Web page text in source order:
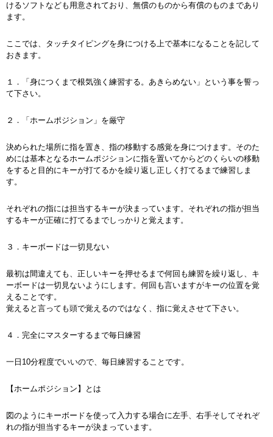
けるソフトなども用意されており、無償のものから有償のものまであり
ます。
ここでは、タッチタイピングを身につける上で基本になることを記して
おきます。
１．「身につくまで根気強く練習する。あきらめない」という事を誓っ
て下さい。
２．「ホームポジション」を厳守
決められた場所に指を置き、指の移動する感覚を身につけます。そのた
めには基本となるホームポジションに指を置いてからどのくらいの移動
をすると目的にキーが打てるかを繰り返し正しく打てるまで練習しま
す。
それぞれの指には担当するキーが決まっています。それぞれの指が担当
するキーが正確に打てるまでしっかりと覚えます。
３．キーボードは一切見ない
最初は間違えても、正しいキーを押せるまで何回も練習を繰り返し、キ
ーボードは一切見ないようにします。何回も言いますがキーの位置を覚
えることです。
覚えると言っても頭で覚えるのではなく、指に覚えさせて下さい。
４．完全にマスターするまで毎日練習
一日10分程度でいいので、毎日練習することです。
【ホームポジション】とは
図のようにキーボードを使って入力する場合に左手、右手そしてそれぞ
れの指が担当するキーが決まっています。